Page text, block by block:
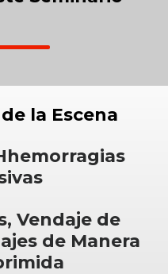
la Escena
Vendaje de
de Manera